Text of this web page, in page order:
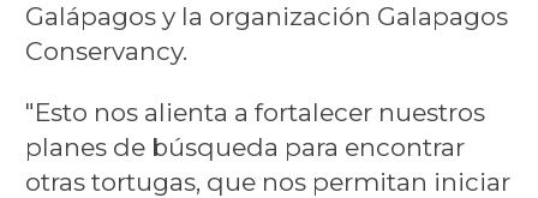
Galápagos y la organización Galapagos
Conservancy.
"Esto nos alienta a fortalecer nuestros
planes de búsqueda para encontrar
otras tortugas, que nos permitan iniciar